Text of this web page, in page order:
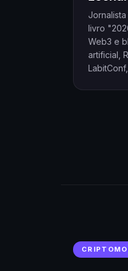
livro
Web3 e
artificial,